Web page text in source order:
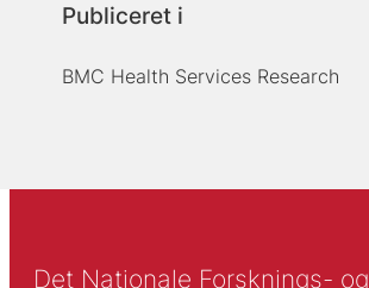
Publiceret i
BMC Health Services Research
Det Nationale Forsknings- og